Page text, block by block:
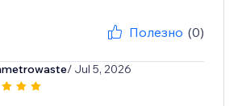
Полезно (0)
/ Jul 5, 2026